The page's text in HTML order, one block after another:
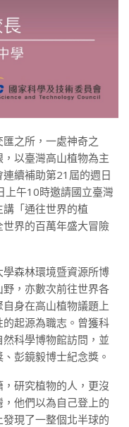
之所，一處神奇之
以臺灣高山植物為主
續補助第21屆的週日
上午10時邀請國立臺灣
「通往世界的植
界的百萬年盛大冒險
森林環境暨資源所博
，亦數次前往世界各
身在高山植物議題上
起源為職志。曾獲科
科學博物館訪問，並
彭鏡毅博士紀念獎。
研究植物的人，更沒
他們以為自己登上的
現了一整個北半球的